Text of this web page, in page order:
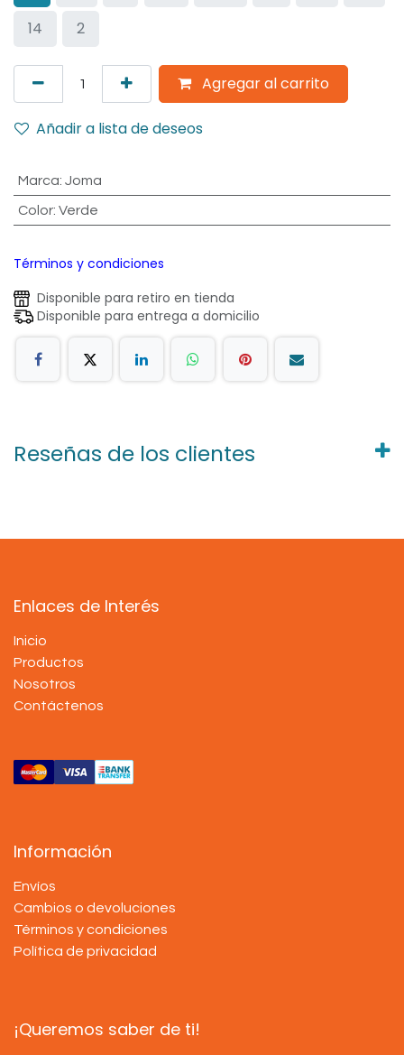
14
2
Agregar al carrito
Añadir a lista de deseos
Marca: Joma
Color: Verde
Términos y condiciones
Disponible para retiro en tienda
Disponible para entrega a domicilio
Reseñas de los clientes
Enlaces de Interés
Inicio
Productos
Nosotros
Contáctenos
Información
Envíos
Cambios o devoluciones
Términos y condiciones
Política de privacidad
¡Queremos saber de ti!